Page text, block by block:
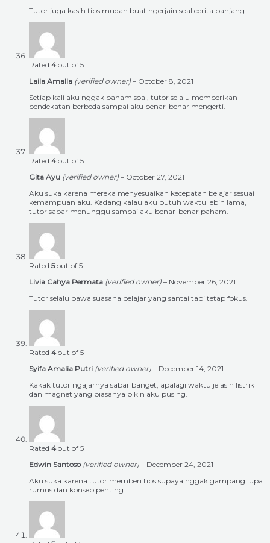
Tutor juga kasih tips mudah buat ngerjain soal cerita panjang.
Rated 4 out of 5
Laila Amalia (verified owner) – October 8, 2021
Setiap kali aku nggak paham soal, tutor selalu memberikan
pendekatan berbeda sampai aku benar-benar mengerti.
Rated 4 out of 5
Gita Ayu (verified owner) – October 27, 2021
Aku suka karena mereka menyesuaikan kecepatan belajar sesuai
kemampuan aku. Kadang kalau aku butuh waktu lebih lama,
tutor sabar menunggu sampai aku benar-benar paham.
Rated 5out of 5
Livia Cahya Permata (verified owner) – November 26, 2021
Tutor selalu bawa suasana belajar yang santai tapi tetap fokus.
Rated 4 out of 5
Syifa Amalia Putri (verified owner) – December 14, 2021
Kakak tutor ngajarnya sabar banget, apalagi waktu jelasin listrik
dan magnet yang biasanya bikin aku pusing.
Rated 4 out of 5
Edwin Santoso (verified owner) – December 24, 2021
Aku suka karena tutor memberi tips supaya nggak gampang lupa
rumus dan konsep penting.